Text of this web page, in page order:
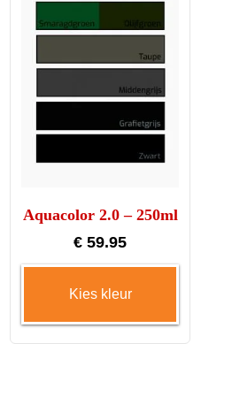
Aquacolor 2.0 – 250ml
€ 59.95
Kies kleur
heeft